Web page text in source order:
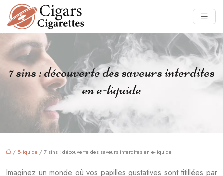
7 sins : découverte des saveurs interdites
en e-liquide
/ E-liquide / 7 sins : découverte des saveurs interdites en e-liquide
Imaginez un monde où vos papilles gustatives sont titillées par